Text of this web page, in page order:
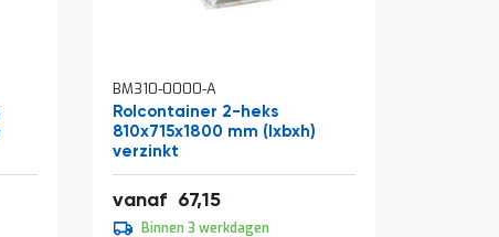
BM310-0000-A
Rolcontainer 2-heks
810x715x1800 mm (lxbxh)
verzinkt
vanaf 67,15
Binnen 3 werkdagen